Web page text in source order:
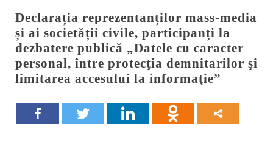
Declarația reprezentanților mass-media
și ai societății civile, participanți la
dezbatere publică „Datele cu caracter
personal, între protecţia demnitarilor şi
limitarea accesului la informaţie”